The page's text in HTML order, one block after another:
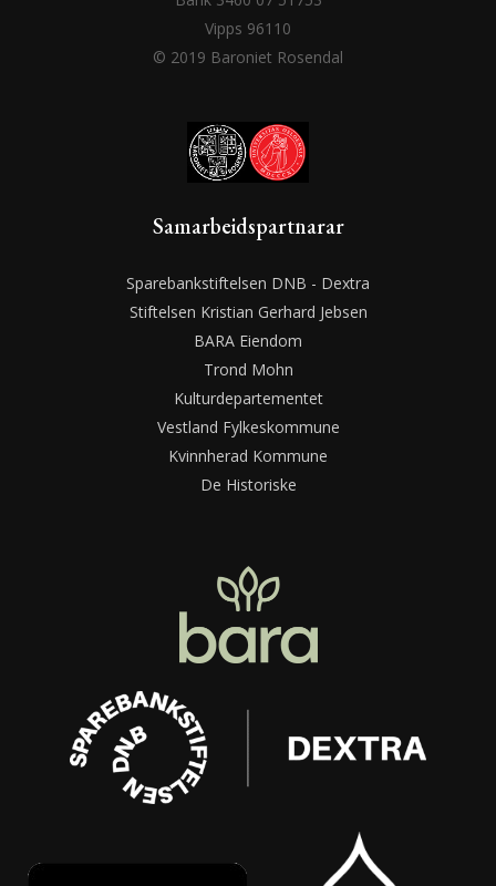
Vipps 96110
© 2019 Baroniet Rosendal
Samarbeidspartnarar
Sparebankstiftelsen DNB - Dextra
Stiftelsen Kristian Gerhard Jebsen
BARA Eiendom
Trond Mohn
Kulturdepartementet
Vestland Fylkeskommune
Kvinnherad Kommune
De Historiske